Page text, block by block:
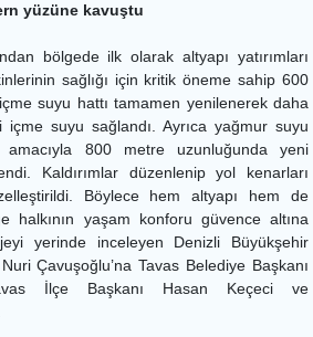
yüzüne kavuştu
bölgede ilk olarak altyapı yatırımları
sağlığı için kritik öneme sahip 600
suyu hattı tamamen yenilenerek daha
içme suyu sağlandı. Ayrıca yağmur suyu
amacıyla 800 metre uzunluğunda yeni
Kaldırımlar düzenlenip yol kenarları
Böylece hem altyapı hem de
halkının yaşam konforu güvence altına
yerinde inceleyen Denizli Büyükşehir
Çavuşoğlu’na Tavas Belediye Başkanı
İlçe Başkanı Hasan Keçeci ve